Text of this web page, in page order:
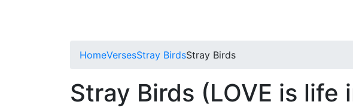
HomeVersesStray BirdsStray Birds
Stray Birds (LOVE is life